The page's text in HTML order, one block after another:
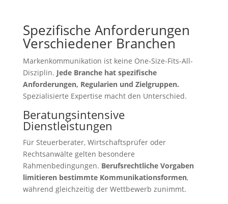
Spezifische Anforderungen
Verschiedener Branchen
Markenkommunikation ist keine One-Size-Fits-All-
Disziplin. Jede Branche hat spezifische
Anforderungen, Regularien und Zielgruppen.
Spezialisierte Expertise macht den Unterschied.
Beratungsintensive
Dienstleistungen
Für Steuerberater, Wirtschaftsprüfer oder
Rechtsanwälte gelten besondere
Rahmenbedingungen. Berufsrechtliche Vorgaben
limitieren bestimmte Kommunikationsformen,
während gleichzeitig der Wettbewerb zunimmt.